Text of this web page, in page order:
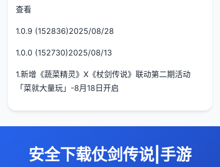
查看
1.0.9 (152836)2025/08/28
1.0.0 (152730)2025/08/13
1.新增《蔬菜精灵》X《杖剑传说》联动第二期活动
「菜就大量玩」-8月18日开启
安全下载仗剑传说|手游